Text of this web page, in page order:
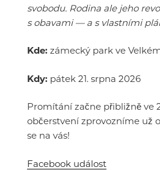
svobodu. Rodina ale jeho
s obavami — a s vlastními
Kde: zámecký park ve
Kdy: pátek 21. srpna 2026
Promítání začne přibližně ve
občerstvení zprovozníme už
se na vás!
Facebook událost